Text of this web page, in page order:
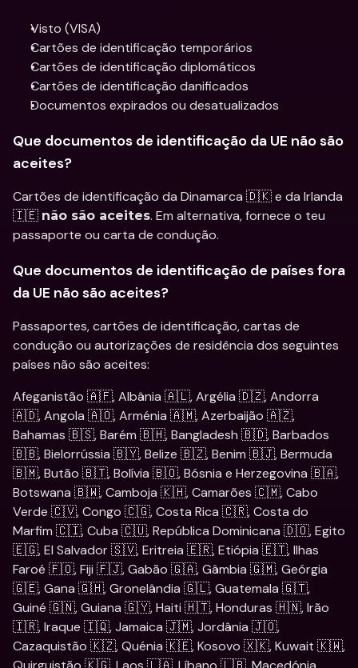
Visto (VISA)
Cartões de identificação temporários
Cartões de identificação diplomáticos
Cartões de identificação danificados
Documentos expirados ou desatualizados
Que documentos de identificação da UE não são
aceites?
Cartões de identificação da Dinamarca 🇩🇰 e da Irlanda
🇮🇪 não são aceites. Em alternativa, fornece o teu
passaporte ou carta de condução.
Que documentos de identificação de países fora
da UE não são aceites?
Passaportes, cartões de identificação, cartas de
condução ou autorizações de residência dos seguintes
países não são aceites:
Afeganistão 🇦🇫, Albânia 🇦🇱, Argélia 🇩🇿, Andorra
🇦🇩, Angola 🇦🇴, Arménia 🇦🇲, Azerbaijão 🇦🇿,
Bahamas 🇧🇸, Barém 🇧🇭, Bangladesh 🇧🇩, Barbados
🇧🇧, Bielorrússia 🇧🇾, Belize 🇧🇿, Benim 🇧🇯, Bermuda
🇧🇲, Butão 🇧🇹, Bolívia 🇧🇴, Bósnia e Herzegovina 🇧🇦,
Botswana 🇧🇼, Camboja 🇰🇭, Camarões 🇨🇲, Cabo
Verde 🇨🇻, Congo 🇨🇬, Costa Rica 🇨🇷, Costa do
Marfim 🇨🇮, Cuba 🇨🇺, República Dominicana 🇩🇴, Egito
🇪🇬, El Salvador 🇸🇻, Eritreia 🇪🇷, Etiópia 🇪🇹, Ilhas
Faroé 🇫🇴, Fiji 🇫🇯, Gabão 🇬🇦, Gâmbia 🇬🇲, Geórgia
🇬🇪, Gana 🇬🇭, Gronelândia 🇬🇱, Guatemala 🇬🇹,
Guiné 🇬🇳, Guiana 🇬🇾, Haiti 🇭🇹, Honduras 🇭🇳, Irão
🇮🇷, Iraque 🇮🇶, Jamaica 🇯🇲, Jordânia 🇯🇴,
Cazaquistão 🇰🇿, Quénia 🇰🇪, Kosovo 🇽🇰, Kuwait 🇰🇼,